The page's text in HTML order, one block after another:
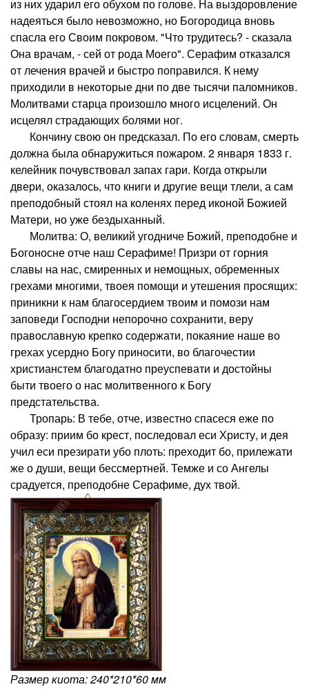
из них ударил его обухом по голове. На выздоровление
надеяться было невозможно, но Богородица вновь
спасла его Своим покровом. "Что трудитесь? - сказала
Она врачам, - сей от рода Моего". Серафим отказался
от лечения врачей и быстро поправился. К нему
приходили в некоторые дни по две тысячи паломников.
Молитвами старца произошло много исцелений. Он
исцелял страдающих болями ног.
Кончину свою он предсказал. По его словам, смерть
должна была обнаружиться пожаром. 2 января 1833 г.
келейник почувствовал запах гари. Когда открыли
двери, оказалось, что книги и другие вещи тлели, а сам
преподобный стоял на коленях перед иконой Божией
Матери, но уже бездыханный.
Молитва: О, великий угодниче Божий, преподобне и
Богоносне отче наш Серафиме! Призри от горния
славы на нас, смиренных и немощных, обременных
грехами многими, твоея помощи и утешения просящих:
приникни к нам благосердием твоим и помози нам
заповеди Господни непорочно сохранити, веру
православную крепко содержати, покаяние наше во
грехах усердно Богу приносити, во благочестии
христианстем благодатно преуспевати и достойны
быти твоего о нас молитвенного к Богу
предстательства.
Тропарь: В тебе, отче, известно спасеся еже по
образу: приим бо крест, последовал еси Христу, и дея
учил еси презирати убо плоть: преходит бо, прилежати
же о души, вещи бессмертней. Темже и со Ангелы
срадуется, преподобне Серафиме, дух твой.
Размер киота: 240*210*60 мм